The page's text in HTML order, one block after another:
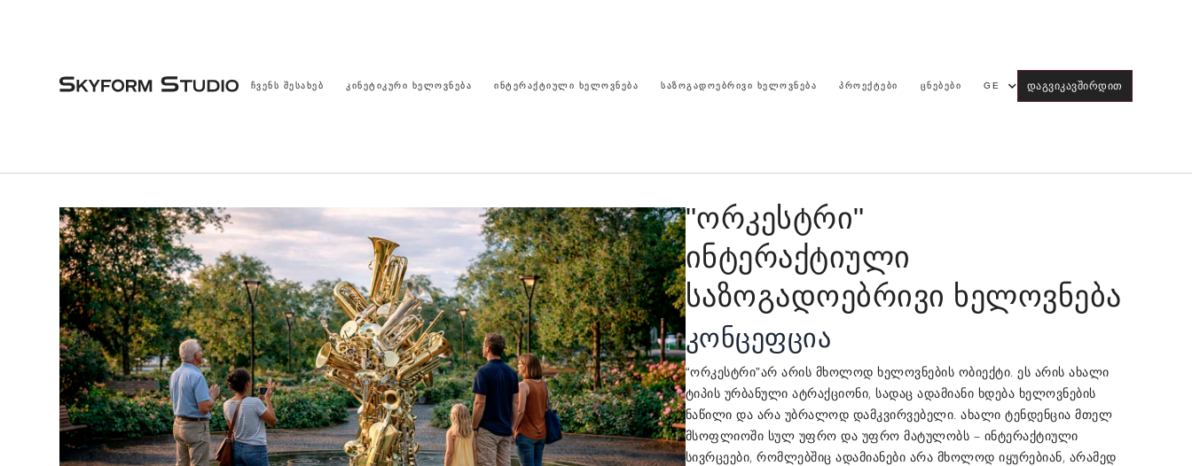
ᲩᲕᲔᲜᲡ ᲨᲔᲡᲐᲮᲔᲑ ᲙᲘᲜᲔᲢᲘᲙᲣᲠᲘ ᲮᲔᲚᲝᲕᲜᲔᲑᲐ ᲘᲜᲢᲔᲠᲐᲥᲢᲘᲣᲚᲘ ᲮᲔᲚᲝᲕᲜᲔᲑᲐ ᲡᲐᲖᲝᲒᲐᲓᲝᲔᲑᲠᲘᲕᲘ ᲮᲔᲚᲝᲕᲜᲔᲑᲐ ᲞᲠᲝᲔᲥᲢᲔᲑᲘ ᲪᲜᲔᲑᲔᲑᲘ GE ᲓᲐᲒᲕᲘᲙᲐᲕᲨᲘᲠᲓᲘᲗ
"ორკესტრი"
ინტერაქტიული
საზოგადოებრივი ხელოვნება
კონცეფცია
“ორკესტრი”არ არის მხოლოდ ხელოვნების ობიექტი. ეს არის ახალი
ტიპის ურბანული ატრაქციონი, სადაც ადამიანი ხდება ხელოვნების
ნაწილი და არა უბრალოდ დამკვირვებელი. ახალი ტენდენცია მთელ
მსოფლიოში სულ უფრო და უფრო მატულობს – ინტერაქტიული
სივრცეები, რომლებშიც ადამიანები არა მხოლოდ იყურებიან, არამედ